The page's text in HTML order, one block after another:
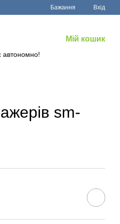
Бажання Вхід
автономно!
Мій кошик
sm-